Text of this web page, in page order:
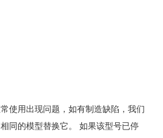
使用出现问题，如有制造缺陷，我们
同的模型替换它。
如果该型号已停